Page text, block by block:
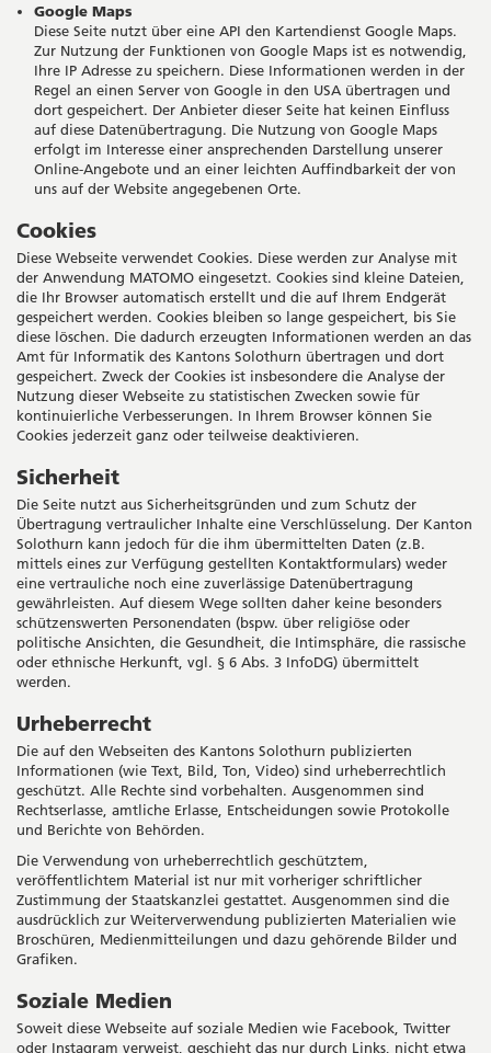
Google Maps
Diese Seite nutzt über eine API den Kartendienst Google Maps.
Zur Nutzung der Funktionen von Google Maps ist es notwendig,
Ihre IP Adresse zu speichern. Diese Informationen werden in der
Regel an einen Server von Google in den USA übertragen und
dort gespeichert. Der Anbieter dieser Seite hat keinen Einfluss
auf diese Datenübertragung. Die Nutzung von Google Maps
erfolgt im Interesse einer ansprechenden Darstellung unserer
Online-Angebote und an einer leichten Auffindbarkeit der von
uns auf der Website angegebenen Orte.
Cookies
Diese Webseite verwendet Cookies. Diese werden zur Analyse mit
der Anwendung MATOMO eingesetzt. Cookies sind kleine Dateien,
die Ihr Browser automatisch erstellt und die auf Ihrem Endgerät
gespeichert werden. Cookies bleiben so lange gespeichert, bis Sie
diese löschen. Die dadurch erzeugten Informationen werden an das
Amt für Informatik des Kantons Solothurn übertragen und dort
gespeichert. Zweck der Cookies ist insbesondere die Analyse der
Nutzung dieser Webseite zu statistischen Zwecken sowie für
kontinuierliche Verbesserungen. In Ihrem Browser können Sie
Cookies jederzeit ganz oder teilweise deaktivieren.
Sicherheit
Die Seite nutzt aus Sicherheitsgründen und zum Schutz der
Übertragung vertraulicher Inhalte eine Verschlüsselung. Der Kanton
Solothurn kann jedoch für die ihm übermittelten Daten (z.B.
mittels eines zur Verfügung gestellten Kontaktformulars) weder
eine vertrauliche noch eine zuverlässige Datenübertragung
gewährleisten. Auf diesem Wege sollten daher keine besonders
schützenswerten Personendaten (bspw. über religiöse oder
politische Ansichten, die Gesundheit, die Intimsphäre, die rassische
oder ethnische Herkunft, vgl. § 6 Abs. 3 InfoDG) übermittelt
werden.
Urheberrecht
Die auf den Webseiten des Kantons Solothurn publizierten
Informationen (wie Text, Bild, Ton, Video) sind urheberrechtlich
geschützt. Alle Rechte sind vorbehalten. Ausgenommen sind
Rechtserlasse, amtliche Erlasse, Entscheidungen sowie Protokolle
und Berichte von Behörden.
Die Verwendung von urheberrechtlich geschütztem,
veröffentlichtem Material ist nur mit vorheriger schriftlicher
Zustimmung der Staatskanzlei gestattet. Ausgenommen sind die
ausdrücklich zur Weiterverwendung publizierten Materialien wie
Broschüren, Medienmitteilungen und dazu gehörende Bilder und
Grafiken.
Soziale Medien
Soweit diese Webseite auf soziale Medien wie Facebook, Twitter
oder Instagram verweist, geschieht das nur durch Links, nicht etwa